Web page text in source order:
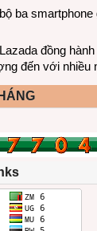
ba
đồng
đến với nhiều